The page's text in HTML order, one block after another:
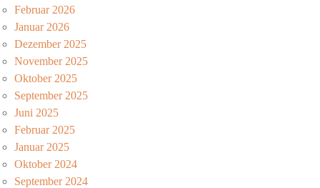
Februar 2026
Januar 2026
Dezember 2025
November 2025
Oktober 2025
September 2025
Juni 2025
Februar 2025
Januar 2025
Oktober 2024
September 2024